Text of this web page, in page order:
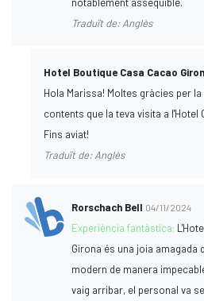
Traduït de: Anglès
Hotel Boutique Casa Cacao
Hola Marissa! Moltes gràcies per
contents que la teva visita a l'Hotel
Fins aviat!
Traduït de: Anglès
Rorschach Bell 04/11/2024
Experiència fantàstica:
Girona és una joia amagada
modern de manera
vaig arribar, el personal va